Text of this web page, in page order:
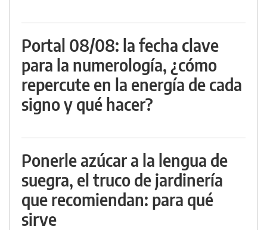
Portal 08/08: la fecha clave
para la numerología, ¿cómo
repercute en la energía de cada
signo y qué hacer?
Ponerle azúcar a la lengua de
suegra, el truco de jardinería
que recomiendan: para qué
sirve